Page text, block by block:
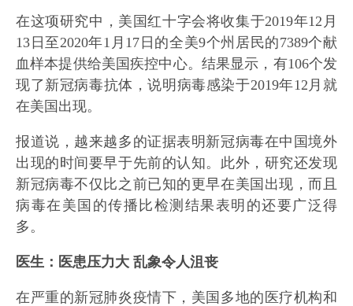
在这项研究中，美国红十字会将收集于2019年12月
13日至2020年1月17日的全美9个州居民的7389个献
血样本提供给美国疾控中心。结果显示，有106个发
现了新冠病毒抗体，说明病毒感染于2019年12月就
在美国出现。
报道说，越来越多的证据表明新冠病毒在中国境外
出现的时间要早于先前的认知。此外，研究还发现
新冠病毒不仅比之前已知的更早在美国出现，而且
病毒在美国的传播比检测结果表明的还要广泛得
多。
医生：医患压力大 乱象令人沮丧
在严重的新冠肺炎疫情下，美国多地的医疗机构和